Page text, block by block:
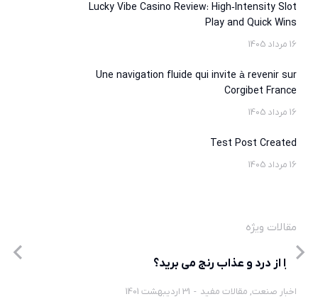
Lucky Vibe Casino Review: High‑Intensity Slot
Play and Quick Wins
16 مرداد 1405
Une navigation fluide qui invite à revenir sur
Corgibet France
16 مرداد 1405
Test Post Created
16 مرداد 1405
مقالات ویژه
چرا از درد و عذاب رنج می برید؟
اخبار صنعت, مقالات مفید 31 اردیبهشت 1401